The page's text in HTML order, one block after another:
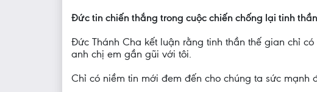
Đức tin chiến thắng trong cuộc chiến chống lại tinh
Đức Thánh Cha kết luận rằng tinh thần thế gian chỉ
anh chị em gần gũi với tôi.
Chỉ có niềm tin mới đem đến cho chúng ta sức